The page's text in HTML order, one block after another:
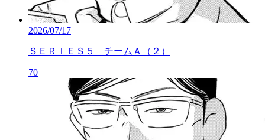
2026/07/17
ＳＥＲＩＥＳ５ チームＡ（２）
70